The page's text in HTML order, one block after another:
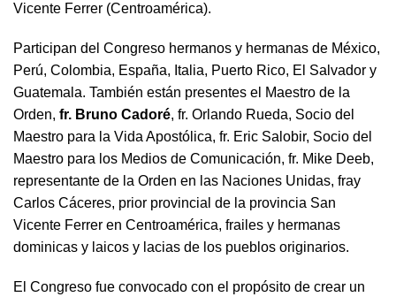
Vicente Ferrer (Centroamérica).
Participan del Congreso hermanos y hermanas de México,
Perú, Colombia, España, Italia, Puerto Rico, El Salvador y
Guatemala. También están presentes el Maestro de la
Orden, fr. Bruno Cadoré, fr. Orlando Rueda, Socio del
Maestro para la Vida Apostólica, fr. Eric Salobir, Socio del
Maestro para los Medios de Comunicación, fr. Mike Deeb,
representante de la Orden en las Naciones Unidas, fray
Carlos Cáceres, prior provincial de la provincia San
Vicente Ferrer en Centroamérica, frailes y hermanas
dominicas y laicos y lacias de los pueblos originarios.
El Congreso fue convocado con el propósito de crear un